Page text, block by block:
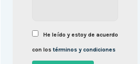
He leído y estoy de acuerdo
con lostérminos y condiciones